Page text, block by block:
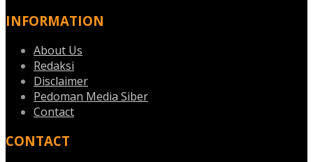
INFORMATION
About Us
Redaksi
Disclaimer
Pedoman Media Siber
Contact
CONTACT